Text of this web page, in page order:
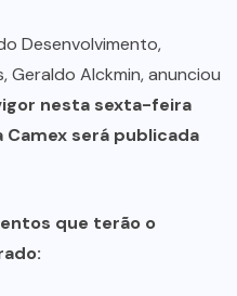
Desenvolvimento,
Geraldo Alckmin, anunciou
nesta sexta-feira
Camex será publicada
que terão o